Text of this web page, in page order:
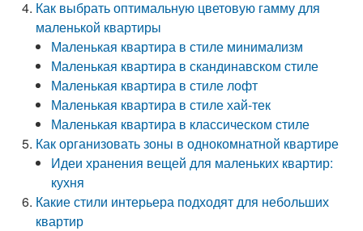
Как выбрать оптимальную цветовую гамму для
маленькой квартиры
Маленькая квартира в стиле минимализм
Маленькая квартира в скандинавском стиле
Маленькая квартира в стиле лофт
Маленькая квартира в стиле хай-тек
Маленькая квартира в классическом стиле
Как организовать зоны в однокомнатной квартире
Идеи хранения вещей для маленьких квартир:
кухня
Какие стили интерьера подходят для небольших
квартир